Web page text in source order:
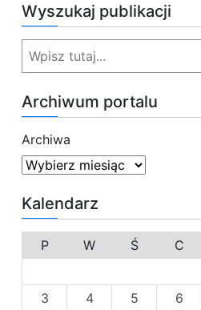
w
i
g
a
c
j
a
w
p
i
Wyszukaj publikacji
k
j
Archiwum portalu
Archiwa
Kalendarz
P W Ś C
3
4 5 6